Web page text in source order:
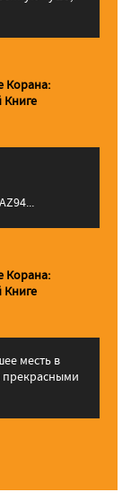
Корана:
Корана:
месть в
прекрасными